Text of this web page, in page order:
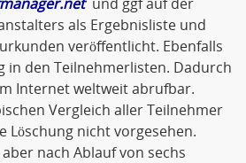
als Ergebnisliste und
veröffentlicht. Ebenfalls
in den Teilnehmerlisten. Dadurch
Internet weltweit abrufbar.
Vergleich aller Teilnehmer
Löschung nicht vorgesehen.
nach Ablauf von sechs